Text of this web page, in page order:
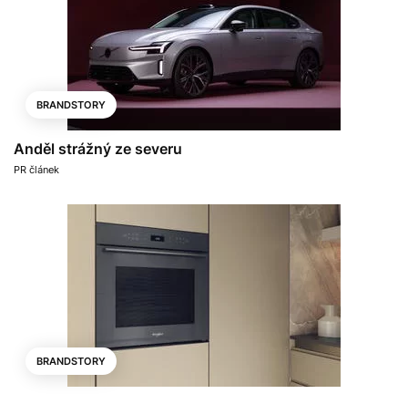
BRANDSTORY
Anděl strážný ze severu
PR článek
BRANDSTORY